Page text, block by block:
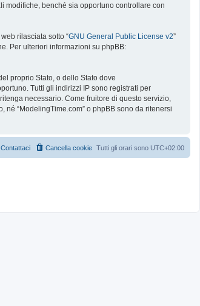
modifiche, benché sia opportuno controllare con
rilasciata sotto “GNU General Public License v2”
Per ulteriori informazioni su phpBB:
proprio Stato, o dello Stato dove
Tutti gli indirizzi IP sono registrati per
necessario. Come fruitore di questo servizio,
“ModelingTime.com” o phpBB sono da ritenersi
Tutti gli orari sono UTC+02:00
Cancella cookie
Contattaci